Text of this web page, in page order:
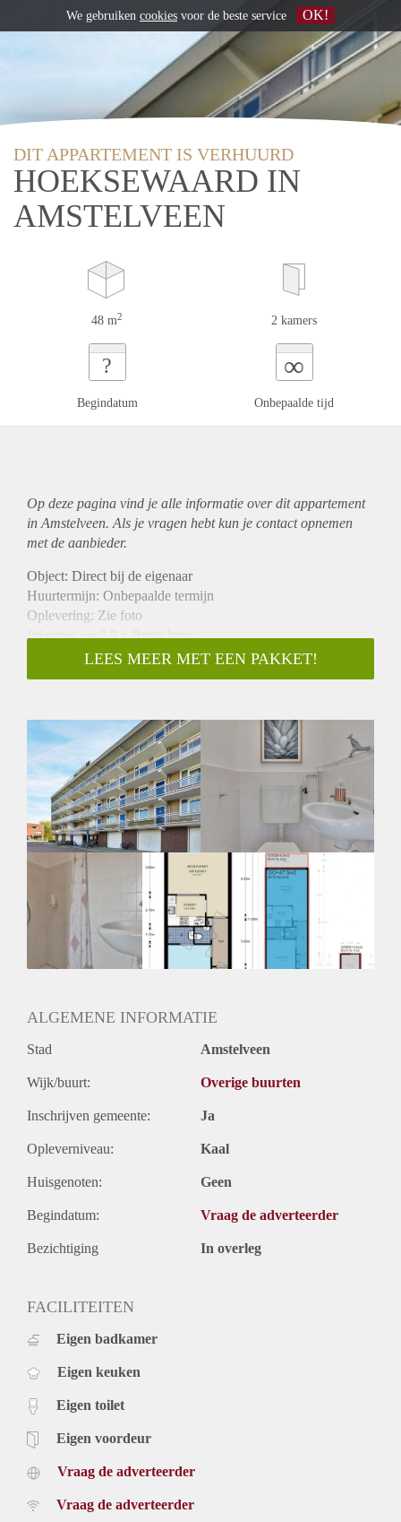
DIT APPARTEMENT IS VERHUURD
HOEKSEWAARD IN
AMSTELVEEN
48 m2 2 kamers
?
Begindatum
∞
Onbepaalde tijd
Op deze pagina vind je alle informatie over ditappartement
in Amstelveen. Als je vragen hebt kun je contact opnemen
met de aanbieder.
Object: Direct bij de eigenaar
Huurtermijn: Onbepaalde termijn
Oplevering: Zie foto
Inkomen eis:2,8 x Bruto huur
Garantiestelling mogelijk: Ja
Borg: 1 Maand
Huisdieren toegestaan: Afhankelijk van de Eigenaar
Huurtoeslag grens: Nee
Geschikt voor studenten: Afhankelijk van de Eigenaar
LEES MEER MET EEN PAKKET!
ALGEMENE INFORMATIE
Stad Amstelveen
Wijk/buurt: Overige buurten
Inschrijven gemeente: Ja
Opleverniveau: Kaal
Huisgenoten: Geen
Begindatum: Vraag de adverteerder
Bezichtiging In overleg
FACILITEITEN
Eigen badkamer
Eigen keuken
Eigen toilet
Eigen voordeur
Vraag de adverteerder
Vraag de adverteerder
We gebruiken cookies voor de beste service OK!